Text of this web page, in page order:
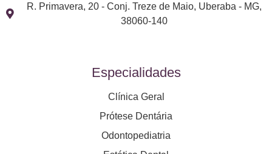
R. Primavera, 20 - Conj. Treze de Maio, Uberaba - MG,
38060-140
Especialidades
Clínica Geral
Prótese Dentária
Odontopediatria